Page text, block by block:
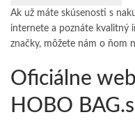
Ak už máte skúsenosti s
internete a poznáte
značky, môžete nám o ňom
Oficiálne
HOBO